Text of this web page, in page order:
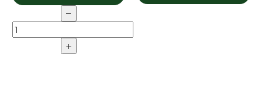
−
+